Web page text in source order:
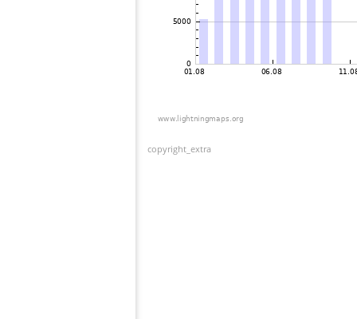
copyright_extra